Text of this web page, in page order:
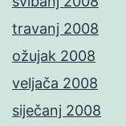
travanj 2008
ožujak 2008
veljača 2008
siječanj 2008